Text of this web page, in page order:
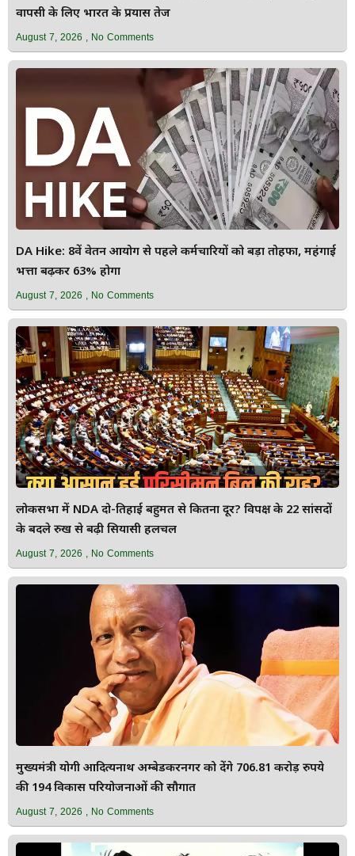
वापसी के लिए भारत के प्रयास तेज
August 7, 2026 No Comments
DA Hike: 8वें वेतन आयोग से पहले कर्मचारियों को बड़ा तोहफा, महंगाई
भत्ता बढ़कर 63% होगा
August 7, 2026 No Comments
लोकसभा में NDA दो-तिहाई बहुमत से कितना दूर? विपक्ष के 22 सांसदों
के बदले रुख से बढ़ी सियासी हलचल
August 7, 2026 No Comments
मुख्यमंत्री योगी आदित्यनाथ अम्बेडकरनगर को देंगे 706.81 करोड़ रुपये
की 194 विकास परियोजनाओं की सौगात
August 7, 2026 No Comments